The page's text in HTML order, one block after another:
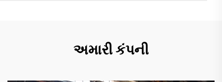
અમારી કંપની